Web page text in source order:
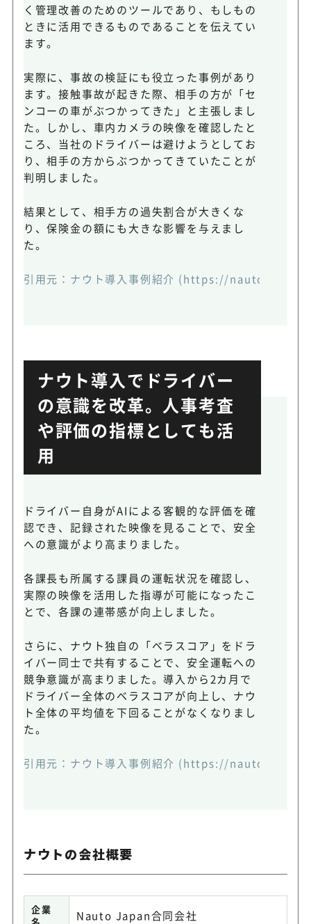
く管理改善のためのツールであり、もしもの
ときに活用できるものであることを伝えてい
ます。
実際に、事故の検証にも役立った事例があり
ます。接触事故が起きた際、相手の方が「セ
ンコーの車がぶつかってきた」と主張しまし
た。しかし、車内カメラの映像を確認したと
ころ、当社のドライバーは避けようとしてお
り、相手の方からぶつかってきていたことが
判明しました。
結果として、相手方の過失割合が大きくな
り、保険金の額にも大きな影響を与えまし
た。
引用元： ナウト導入事例紹介 (https://nauto.jp/
ナウト導入でドライバー
の意識を改革。人事考査
や評価の指標としても活
用
ドライバー自身がAIによる客観的な評価を確
認でき、記録された映像を見ることで、安全
への意識がより高まりました。
各課長も所属する課員の運転状況を確認し、
実際の映像を活用した指導が可能になったこ
とで、各課の連帯感が向上しました。
さらに、ナウト独自の「ベラスコア」をドラ
イバー同士で共有することで、安全運転への
競争意識が高まりました。導入から2カ月で
ドライバー全体のベラスコアが向上し、ナウ
ト全体の平均値を下回ることがなくなりまし
た。
引用元： ナウト導入事例紹介 (https://nauto.jp/
ナウトの会社概要
企業
名
Nauto Japan合同会社